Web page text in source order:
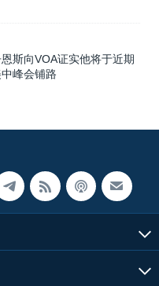
斯向VOA证实他将于近期
峰会铺路